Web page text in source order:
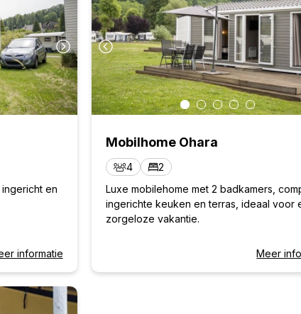
1 2
7 8 9
14 15 16
21 22 23
1 2 3 4 5 6
7 8 9 10 11 12 13
14 15 16 17 18 19 20
21 22 23 24 25 26 27
en
informatie
Mobilhome Ohara
4
2
Luxe mobilehome met 2 badkamers,
ingerichte keuken en terras, ideaal voor
zorgeloze vakantie.
Meer